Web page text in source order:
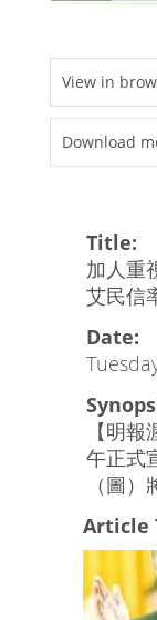
View in
Download
Title:
加人重
艾民信
Date:
【明
午正式
（圖
Article